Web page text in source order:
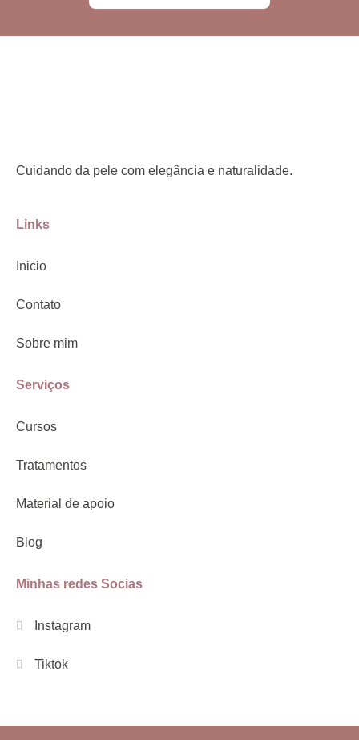
Cuidando da pele com elegância e naturalidade.
Links
Inicio
Contato
Sobre mim
Serviços
Cursos
Tratamentos
Material de apoio
Blog
Minhas redes Socias
Instagram
Tiktok